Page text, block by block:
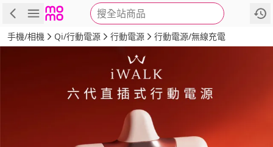
搜全站商品
商品 評價 詳情
手機/相機 Qi/行動電源 行動電源 行動電源/無線充電